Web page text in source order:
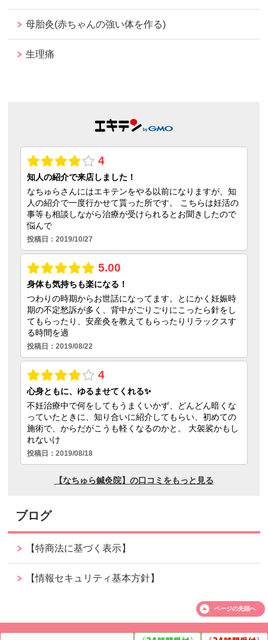
母胎灸(赤ちゃんの強い体を作る)
生理痛
ブログ
【特商法に基づく表示】
【情報セキュリティ基本方針】
ページの先頭へ